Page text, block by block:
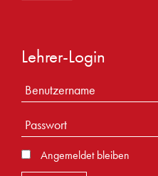
Lehrer-Login
Angemeldet bleiben